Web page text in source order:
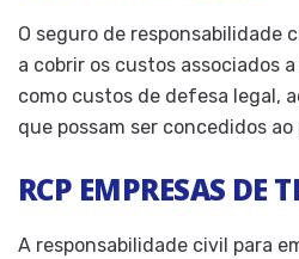
O seguro de responsabilidade
a cobrir os custos associados
como custos de defesa legal,
que possam ser concedidos
RCP EMPRESAS DE
A responsabilidade civil para